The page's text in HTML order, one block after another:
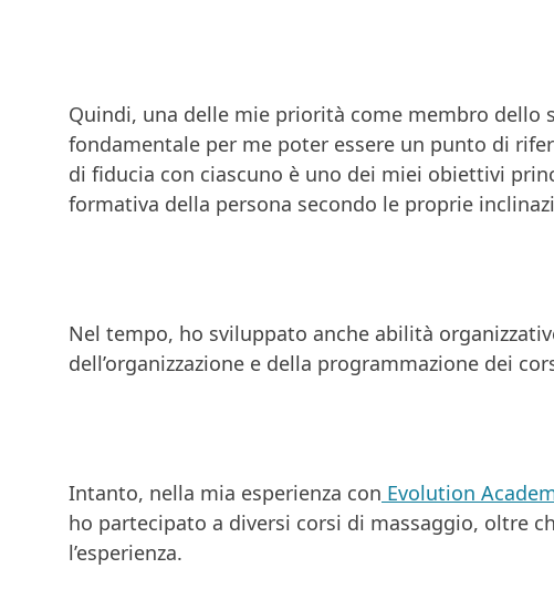
Quindi, una delle mie priorità come membro dello
fondamentale per me poter essere un punto di
di fiducia con ciascuno è uno dei miei obiettivi
formativa della persona secondo le proprie
Nel tempo, ho sviluppato anche abilità
dell’organizzazione e della programmazione dei
Intanto, nella mia esperienza con Evolution
ho partecipato a diversi corsi di massaggio, oltre
l’esperienza.